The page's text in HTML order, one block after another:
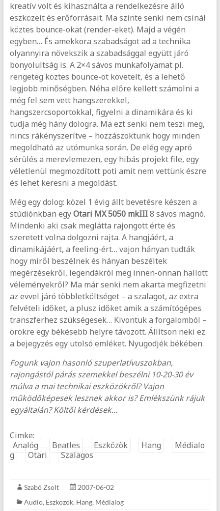
kreatív volt és kihasználta a rendelkezésre álló
eszközeit és erőforrásait. Ma szinte senki nem csinál
köztes bounce-okat (render-eket). Majd a végén
egyben… És amekkora szabadságot ad a technika
olyannyira növekszik a szabadsággal együtt járó
bonyolultság is. A 2×4 sávos munkafolyamat pl.
rengeteg köztes bounce-ot követelt, és a lehető
legjobb minőségben. Néha előre kellett számolni a
még fel sem vett hangszerekkel,
hangszercsoportokkal, figyelni a dinamikára és ki
tudja még hány dologra. Ma ezt senki nem teszi meg,
nincs rákényszerítve – hozzászoktunk hogy minden
megoldható az utómunka során. De elég egy apró
sérülés a merevlemezen, egy hibás projekt file, egy
véletlenül megmozdított poti amit nem vettünk észre
és lehet keresni a megoldást.
Még egy dolog: közel 1 évig állt bevetésre készen a
stúdiónkban egyOtari MX 5050 mkIII8 sávos magnó.
Mindenki aki csak meglátta rajongott érte és
szeretett volna dolgozni rajta. A hangjáért, a
dinamikájáért, a feeling-ért… vajon hányan tudták
hogy miről beszélnek és hányan beszéltek
megérzésekről, legendákról meg innen-onnan hallott
véleményekről? Ma már senki nem akarta megfizetni
az evvel járó többletköltséget – a szalagot, az extra
felvételi időket, a plusz időket amik a számítógépes
transzferhez szükségesek… Kivontuk a forgalomból –
örökre egy békésebb helyre távozott. Állítson neki ez
a bejegyzés egy utolsó emléket. Nyugodjék békében.
Fogunk vajon hasonló szuperlatívuszokban,
rajongástól párás szemekkel beszélni 10-20-30 év
múlva a mai technikai eszközökről? Vajon
működőképesek lesznek akkor is? Emlékszünk rájuk
egyáltalán? Költői kérdések…
Cimke:
Analóg
Beatles Eszközök Hang
Médialo
g
Otari Szalagos
Szabó Zsolt
2007-06-02
Audio, Eszközök, Hang, Médialog